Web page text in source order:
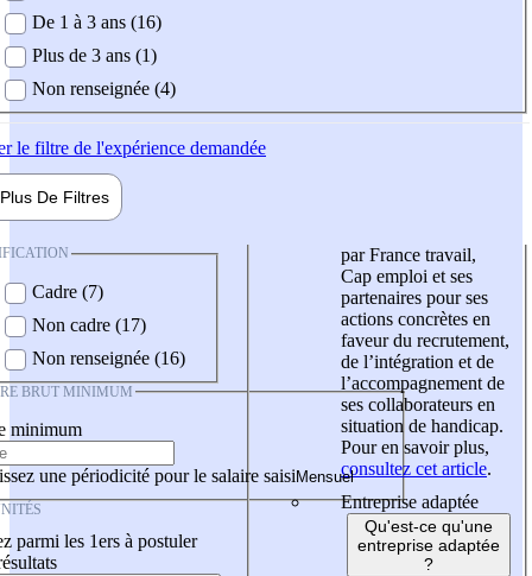
De 1 à 3 ans (16)
Plus de 3 ans (1)
Non renseignée (4)
le filtre de l'expérience demandée
Plus De Filtres
Cadre (7)
Non cadre (17)
Non renseignée (16)
BRUT MINIMUM
minimum
une périodicité pour le salaire saisi
parmi les 1ers à postuler
par France travail,
Cap emploi et ses
partenaires pour ses
actions concrètes en
faveur du recrutement,
de l’intégration et de
l’accompagnement de
ses collaborateurs en
situation de handicap.
Pour en savoir plus,
consultez cet article.
Entreprise adaptée
Qu'est-ce qu'une
entreprise adaptée
?